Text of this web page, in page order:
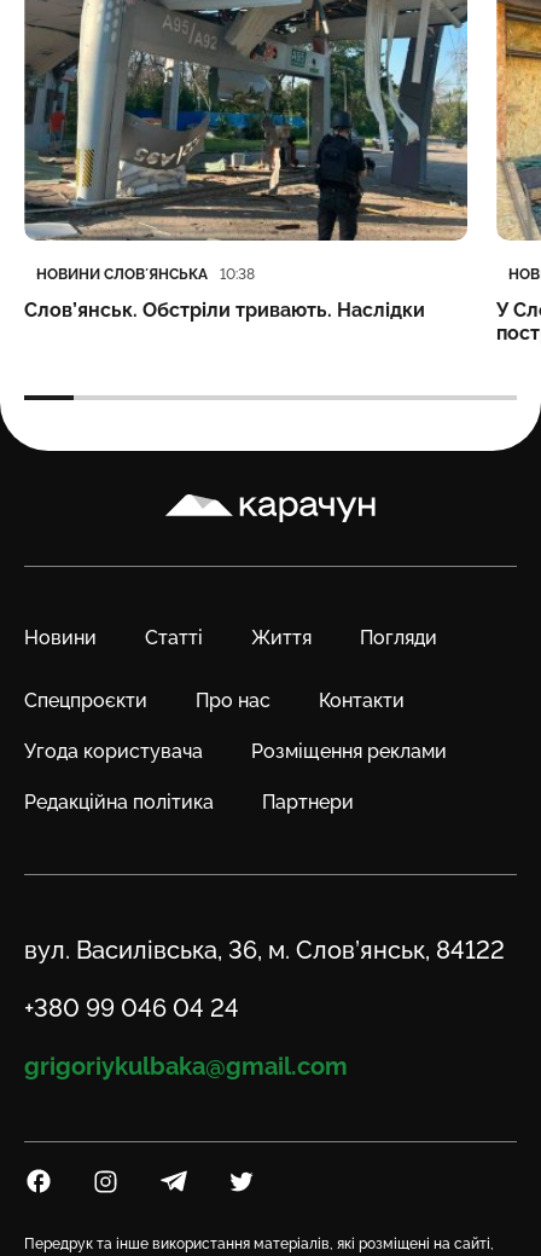
Категорія
НОВИНИ СЛОВʼЯНСЬКА
Дата публікації 10:38
Слов’янськ. Обстріли тривають. Наслідки
У
Карачун
Новини Статті Життя Погляди
Спецпроєкти Про нас Контакти
Угода користувача Розміщення реклами
Редакційна політика Партнери
Адреса
вул. Василівська, 36, м. Слов’янськ, 84122
Телефон
+380 99 046 04 24
Email
grigoriykulbaka@gmail.com
Посилання на Facebook
Посилання на Instagram
Посилання на Telegram
Посилання на Twitter
Передрук та інше використання матеріалів, які розміщені на сайті,